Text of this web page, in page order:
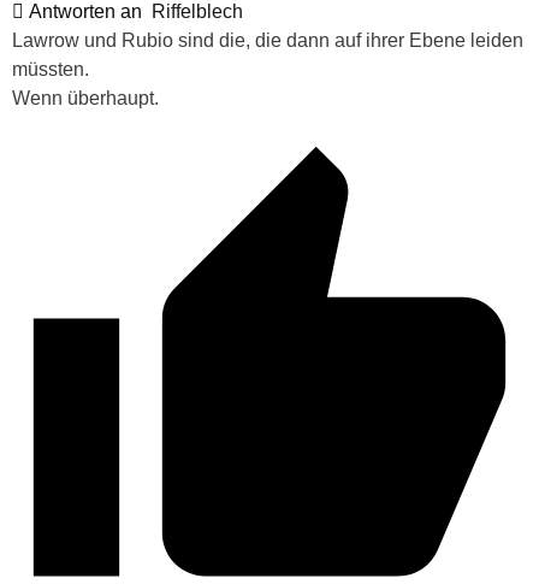
Antworten an
Riffelblech
Lawrow und Rubio sind die, die dann auf ihrer Ebene leiden
müssten.
Wenn überhaupt.